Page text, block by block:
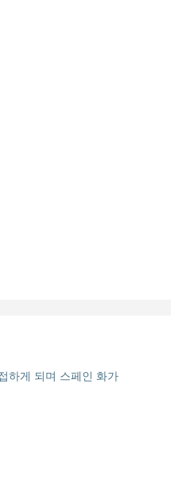
하게 되며 스페인 화가